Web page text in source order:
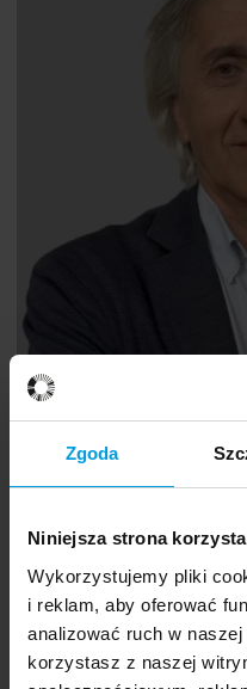
Zgoda
Niniejsza strona
Wykorzystujemy pliki
i reklam, aby oferować
analizować ruch w
korzystasz z naszej
Dariusz Doliński
Manipulacja i wpływ społeczny
Maksymilian